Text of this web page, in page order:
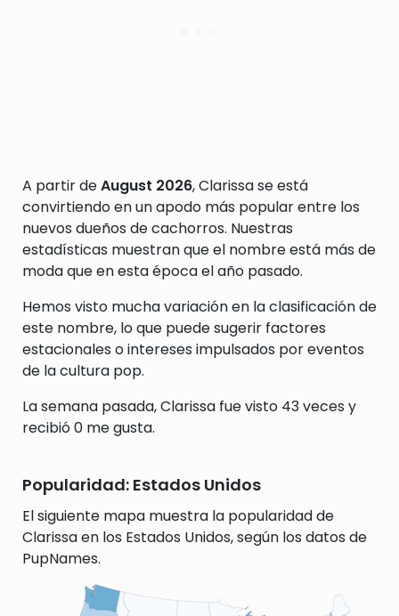
A partir deAugust 2026, Clarissa se está
convirtiendo en un apodo más popular entre los
nuevos dueños de cachorros. Nuestras
estadísticas muestran que el nombre está más de
moda que en esta época el año pasado.
Hemos visto mucha variación en la clasificación de
este nombre, lo que puede sugerir factores
estacionales o intereses impulsados por eventos
de la cultura pop.
La semana pasada, Clarissa fue visto 43 veces y
recibió 0 me gusta.
Popularidad: Estados Unidos
El siguiente mapa muestra la popularidad de
Clarissa en los Estados Unidos, según los datos de
PupNames.